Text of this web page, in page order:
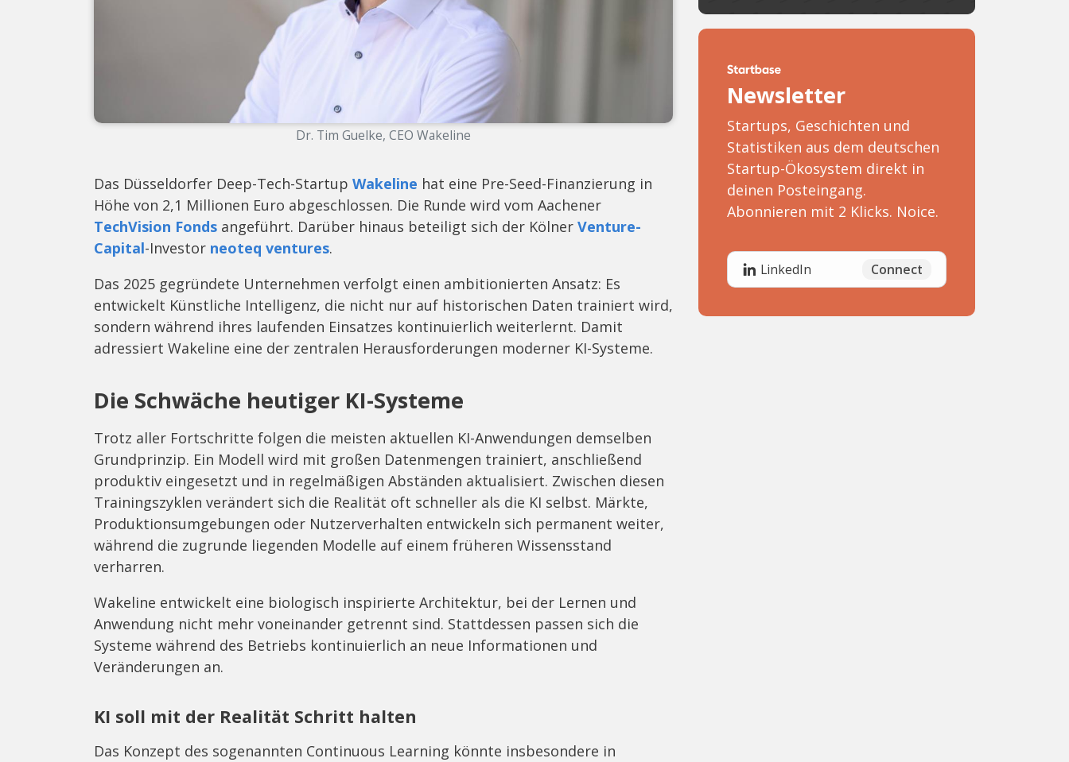
Dr. Tim Guelke, CEO Wakeline
Das Düsseldorfer Deep-Tech-Startup Wakeline hat eine Pre-Seed-Finanzierung in
Höhe von 2,1 Millionen Euro abgeschlossen. Die Runde wird vom Aachener
TechVision Fonds angeführt. Darüber hinaus beteiligt sich der Kölner Venture-
Capital-Investor neoteq ventures.
Das 2025 gegründete Unternehmen verfolgt einen ambitionierten Ansatz: Es
entwickelt Künstliche Intelligenz, die nicht nur auf historischen Daten trainiert wird,
sondern während ihres laufenden Einsatzes kontinuierlich weiterlernt. Damit
adressiert Wakeline eine der zentralen Herausforderungen moderner KI-Systeme.
Die Schwäche heutiger KI-Systeme
Trotz aller Fortschritte folgen die meisten aktuellen KI-Anwendungen demselben
Grundprinzip. Ein Modell wird mit großen Datenmengen trainiert, anschließend
produktiv eingesetzt und in regelmäßigen Abständen aktualisiert. Zwischen diesen
Trainingszyklen verändert sich die Realität oft schneller als die KI selbst. Märkte,
Produktionsumgebungen oder Nutzerverhalten entwickeln sich permanent weiter,
während die zugrunde liegenden Modelle auf einem früheren Wissensstand
verharren.
Wakeline entwickelt eine biologisch inspirierte Architektur, bei der Lernen und
Anwendung nicht mehr voneinander getrennt sind. Stattdessen passen sich die
Systeme während des Betriebs kontinuierlich an neue Informationen und
Veränderungen an.
KI soll mit der Realität Schritt halten
Das Konzept des sogenannten Continuous Learning könnte insbesondere in
Newsletter
Startups, Geschichten und
Statistiken aus dem deutschen
Startup-Ökosystem direkt in
deinen Posteingang.
Abonnieren mit 2 Klicks. Noice.
LinkedIn Connect